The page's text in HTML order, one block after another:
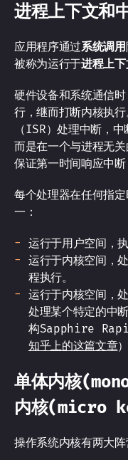
进程上下文和
应用程序通过系统调用
被称为运行于进程上
硬件设备和系统通信
行，继而打断内核执
（ISR）处理中断，
而是在一个与进程无
保证第一时间响应中断
每个处理器在任何指
一：
运行于用户空间，
运行于内核空间，
程执行。
运行于内核空间，
处理某个特定的
构Sapphire
知乎上的这篇文章）
单体内核
内核(micro
操作系统内核有两大